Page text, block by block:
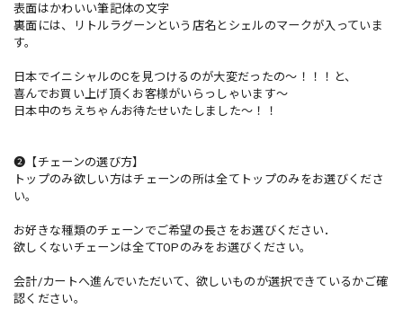
表面はかわいい筆記体の文字
裏面には、リトルラグーンという店名とシェルのマークが入っていま
す。
日本でイニシャルのCを見つけるのが大変だったの〜！！！と、
喜んでお買い上げ頂くお客様がいらっしゃいます〜
日本中のちえちゃんお待たせいたしました〜！！
❷【チェーンの選び方】
トップのみ欲しい方はチェーンの所は全てトップのみをお選びくださ
い。
お好きな種類のチェーンでご希望の長さをお選びください．
欲しくないチェーンは全てTOPのみをお選びください。
会計/カートへ進んでいただいて、欲しいものが選択できているかご確
認ください。